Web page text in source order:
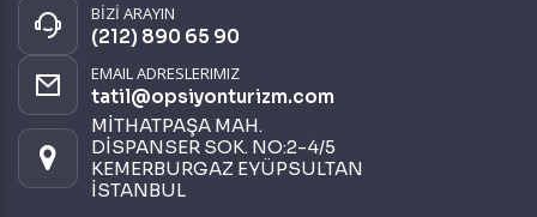
BİZİ ARAYIN
(212) 890 65 90
EMAIL ADRESLERIMIZ
tatil@opsiyonturizm.com
MİTHATPAŞA MAH.
DİSPANSER SOK. NO:2-4/5
KEMERBURGAZ EYÜPSULTAN
İSTANBUL